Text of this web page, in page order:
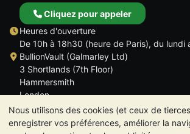
Nous utilisons des cookies (et ceux de
enregistrer vos préférences, améliorer la
Cliquez pour appeler
Heures d'ouverture
De 10h à 18h30 (heure de Paris), du lundi
BullionVault (Galmarley Ltd)
3 Shortlands (7th Floor)
Hammersmith
London
W6 8DA
ROYAUME UNI